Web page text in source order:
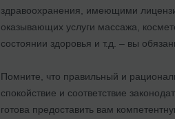
здравоохранения, имеющими
оказывающих услуги массажа,
состоянии здоровья и т.д. – вы
Помните, что правильный и
спокойствие и соответствие
готова предоставить вам